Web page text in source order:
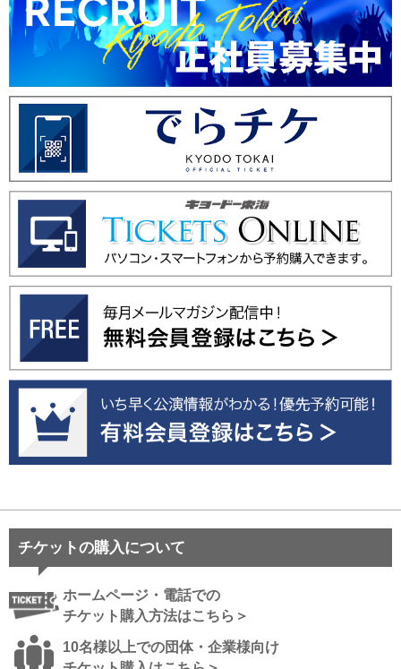
チケットの購入について
ホームページ・電話での
チケット購入方法はこちら＞
10名様以上での団体・企業様向け